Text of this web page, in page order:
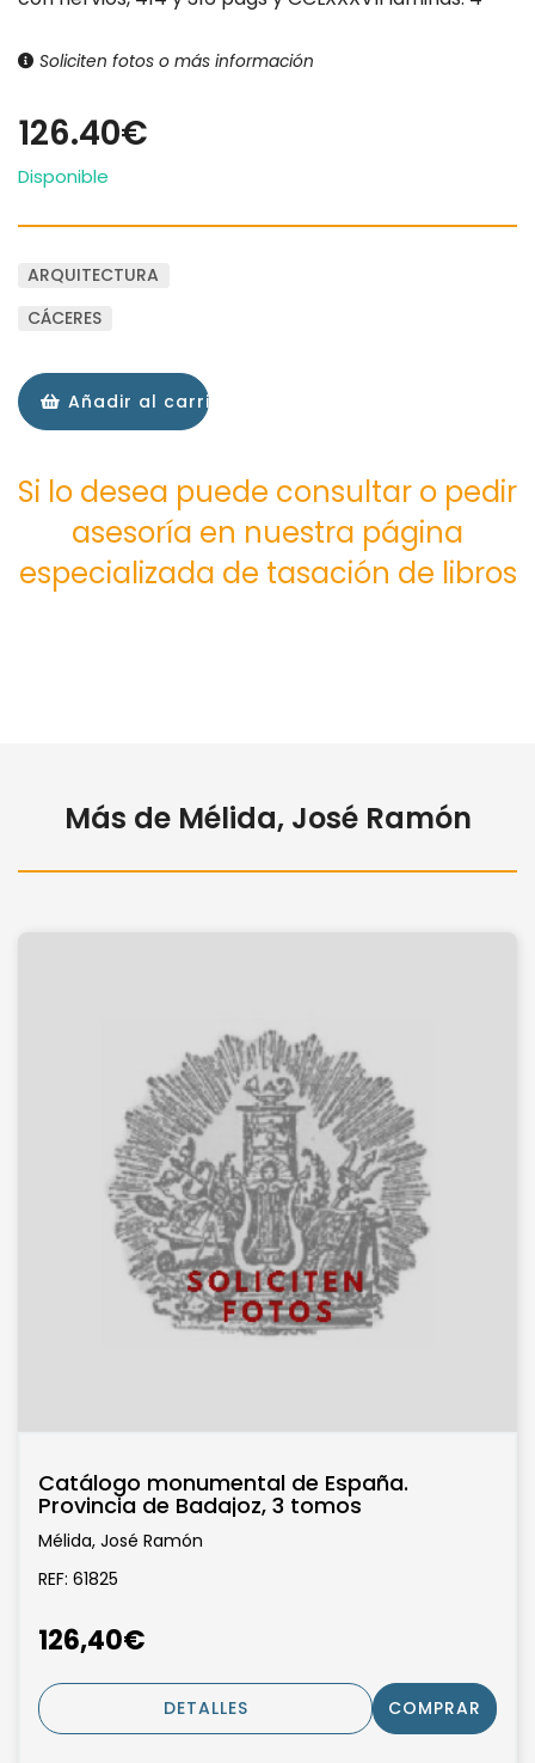
Soliciten fotos o más información
126.40€
Disponible
ARQUITECTURA
CÁCERES
Añadir al carrito
Si lo desea puede consultar o pedir
asesoría en nuestra página
especializada de tasación de libros
Más de Mélida, José Ramón
Catálogo monumental de España.
Provincia de Badajoz, 3 tomos
Mélida, José Ramón
REF: 61825
126,40€
DETALLES COMPRAR